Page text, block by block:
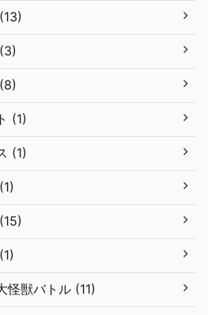
(1)
(1)
怪獣バトル (11)